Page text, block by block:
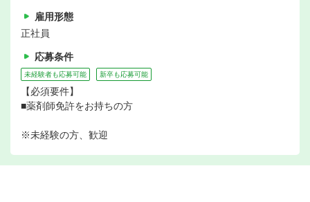
雇用形態
正社員
応募条件
未経験者も応募可能 新卒も応募可能
【必須要件】
■薬剤師免許をお持ちの方
※未経験の方、歓迎